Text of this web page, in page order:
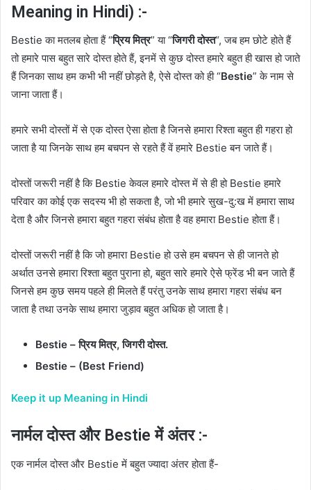
Meaning in Hindi) :-
Bestie का मतलब होता हैं “प्रिय मित्र” या “जिगरी दोस्त“, जब हम छोटे होते हैं
तो हमारे पास बहुत सारे दोस्त होते हैं, इनमें से कुछ दोस्त हमारे बहुत ही खास हो जाते
हैं जिनका साथ हम कभी भी नहीं छोड़ते है, ऐसे दोस्त को ही “Bestie” के नाम से
जाना जाता हैं।
हमारे सभी दोस्तों में से एक दोस्त ऐसा होता है जिनसे हमारा रिश्ता बहुत ही गहरा हो
जाता है या जिनके साथ हम बचपन से रहते हैं वें हमारे Bestie बन जाते हैं।
दोस्तों जरूरी नहीं है कि Bestie केवल हमारे दोस्त में से ही हो Bestie हमारे
परिवार का कोई एक सदस्य भी हो सकता है, जो भी हमारे सुख-दु:ख में हमारा साथ
देता है और जिनसे हमारा बहुत गहरा संबंध होता है वह हमारा Bestie होता हैं।
दोस्तों जरूरी नहीं है कि जो हमारा Bestie हो उसे हम बचपन से ही जानते हो
अर्थात उनसे हमारा रिश्ता बहुत पुराना हो, बहुत सारे हमारे ऐसे फ्रेंड भी बन जाते हैं
जिनसे हम कुछ समय पहले ही मिलते हैं परंतु उनके साथ हमारा गहरा संबंध बन
जाता है तथा उनके साथ हमारा जुड़ाव बहुत अधिक हो जाता है।
Bestie – प्रिय मित्र, जिगरी दोस्त.
Bestie – (Best Friend)
Keep it up Meaning in Hindi
नार्मल दोस्त और Bestie में अंतर :-
एक नार्मल दोस्त और Bestie में बहुत ज्यादा अंतर होता हैं-